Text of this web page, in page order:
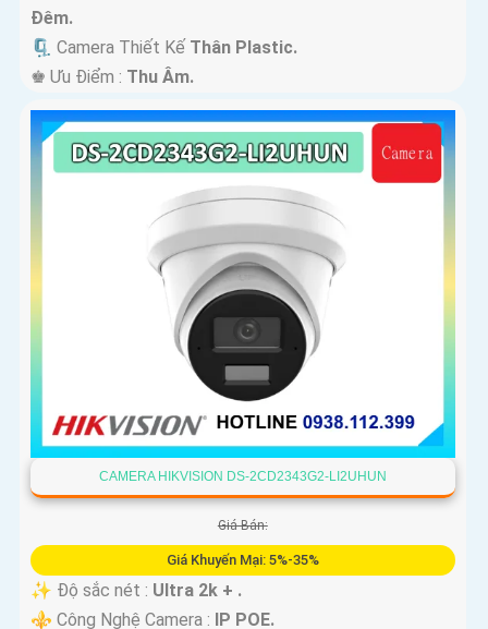
Ðêm.
🗜️ Camera Thiết Kế Thân Plastic.
️♚ Ưu Điểm : Thu Âm.
CAMERA HIKVISION DS-2CD2343G2-LI2UHUN
Giá Bán:
Giá Khuyến Mại: 5%-35%
✨ Độ sắc nét : Ultra 2k + .
⚜️ Công Nghệ Camera : IP POE.